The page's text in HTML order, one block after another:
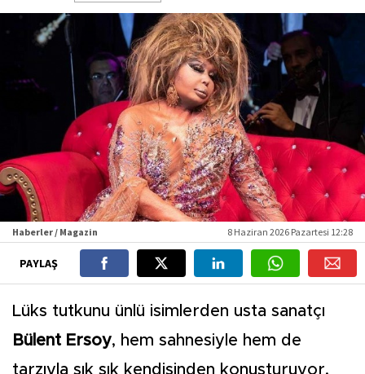
Haberler / Magazin 8 Haziran 2026 Pazartesi 12:28
PAYLAŞ
Lüks tutkunu ünlü isimlerden usta sanatçı
Bülent Ersoy, hem sahnesiyle hem de
tarzıyla sık sık kendisinden konuşturuyor.